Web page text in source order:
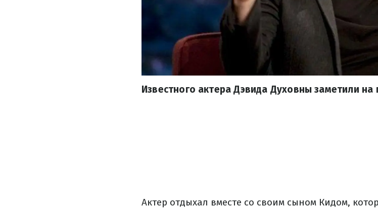
Известного актера Дэвида Духовны заметили
Актер отдыхал вместе со своим сыном Кидом,